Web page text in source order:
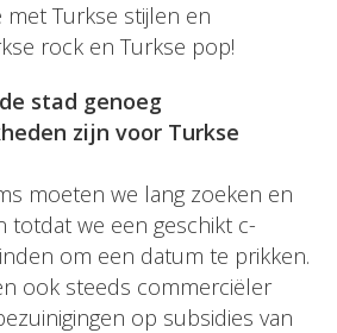
Turkse stijlen en
rock en Turkse pop!
stad genoeg
zijn voor Turkse
moeten we lang zoeken en
totdat we een geschikt c-
om een datum te prikken.
ook steeds commerciëler
op subsidies van